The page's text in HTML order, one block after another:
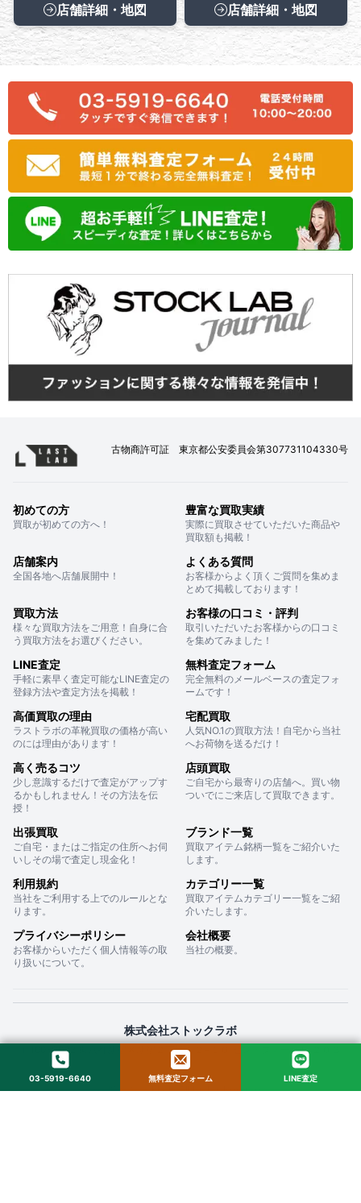
店舗詳細・地図 店舗詳細・地図
古物商許可証 東京都公安委員会第307731104330号
初めての方
買取が初めての方へ！
豊富な買取実績
実際に買取させていただいた商品や
買取額も掲載！
店舗案内
全国各地へ店舗展開中！
よくある質問
お客様からよく頂くご質問を集めま
とめて掲載しております！
買取方法
様々な買取方法をご用意！自身に合
う買取方法をお選びください。
お客様の口コミ・評判
取引いただいたお客様からの口コミ
を集めてみました！
LINE査定
手軽に素早く査定可能なLINE査定の
登録方法や査定方法を掲載！
無料査定フォーム
完全無料のメールベースの査定フォ
ームです！
高価買取の理由
ラストラボの革靴買取の価格が高い
のには理由があります！
宅配買取
人気NO.1の買取方法！自宅から当社
へお荷物を送るだけ！
高く売るコツ
少し意識するだけで査定がアップす
るかもしれません！その方法を伝
授！
店頭買取
ご自宅から最寄りの店舗へ。買い物
ついでにご来店して買取できます。
出張買取
ご自宅・またはご指定の住所へお伺
いしその場で査定し現金化！
ブランド一覧
買取アイテム銘柄一覧をご紹介いた
します。
利用規約
当社をご利用する上でのルールとな
ります。
カテゴリー一覧
買取アイテムカテゴリー一覧をご紹
介いたします。
プライバシーポリシー
お客様からいただく個人情報等の取
り扱いについて。
会社概要
当社の概要。
株式会社ストックラボ
〒160-0022 東京都新宿区新宿２丁目１２−１６ セントフォービル ２０３
© 2025 StockLab. All Rights Reserved.
03-5919-6640 無料査定フォーム LINE査定